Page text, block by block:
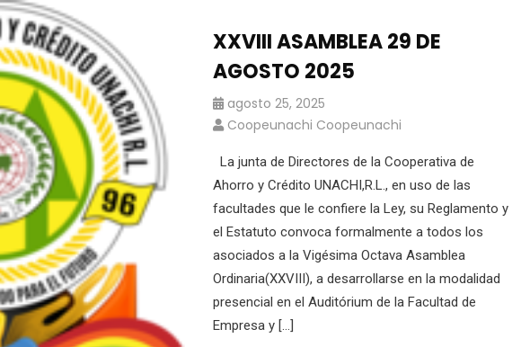
XXVIII ASAMBLEA 29 DE
AGOSTO 2025
agosto 25, 2025
Coopeunachi Coopeunachi
La junta de Directores de la Cooperativa de
Ahorro y Crédito UNACHI,R.L., en uso de las
facultades que le confiere la Ley, su Reglamento y
el Estatuto convoca formalmente a todos los
asociados a la Vigésima Octava Asamblea
Ordinaria(XXVIII), a desarrollarse en la modalidad
presencial en el Auditórium de la Facultad de
Empresa y […]